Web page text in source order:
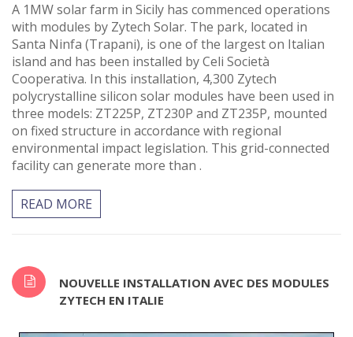
A 1MW solar farm in Sicily has commenced operations
with modules by Zytech Solar. The park, located in
Santa Ninfa (Trapani), is one of the largest on Italian
island and has been installed by Celi Società
Cooperativa. In this installation, 4,300 Zytech
polycrystalline silicon solar modules have been used in
three models: ZT225P, ZT230P and ZT235P, mounted
on fixed structure in accordance with regional
environmental impact legislation. This grid-connected
facility can generate more than .
READ MORE
NOUVELLE INSTALLATION AVEC DES MODULES
ZYTECH EN ITALIE